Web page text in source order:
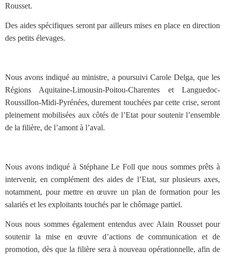
Rousset.
Des aides spécifiques seront par ailleurs mises en place en direction
des petits élevages.
Nous avons indiqué au ministre, a poursuivi Carole Delga, que les
Régions Aquitaine-Limousin-Poitou-Charentes et Languedoc-
Roussillon-Midi-Pyrénées, durement touchées par cette crise, seront
pleinement mobilisées aux côtés de l’Etat pour soutenir l’ensemble
de la filière, de l’amont à l’aval.
Nous avons indiqué à Stéphane Le Foll que nous sommes prêts à
intervenir, en complément des aides de l’Etat, sur plusieurs axes,
notamment, pour mettre en œuvre un plan de formation pour les
salariés et les exploitants touchés par le chômage partiel.
Nous nous sommes également entendus avec Alain Rousset pour
soutenir la mise en œuvre d’actions de communication et de
promotion, dès que la filière sera à nouveau opérationnelle, afin de